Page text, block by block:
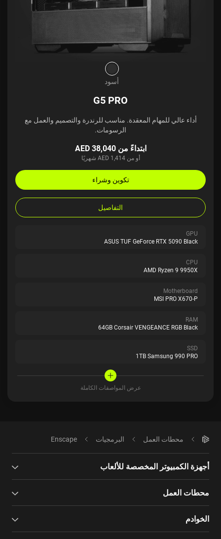
أسود
G5 PRO
أداء عالي للمهام المعقدة. مناسب للرندرة والتصميم والعمل مع
الرسومات.
ابتداءً من AED 38,040
أو من AED 1,414 شهريًا
تكوين وشراء
التفاصيل
GPU
ASUS TUF GeForce RTX 5090 Black
CPU
AMD Ryzen 9 9950X
Motherboard
MSI PRO X670-P
RAM
64GB Corsair VENGEANCE RGB Black
SSD
1TB Samsung 990 PRO
عرض المواصفات الكاملة
محطات العمل البرمجيات Enscape
أجهزة الكمبيوتر المخصصة للألعاب
محطات العمل
الخوادم